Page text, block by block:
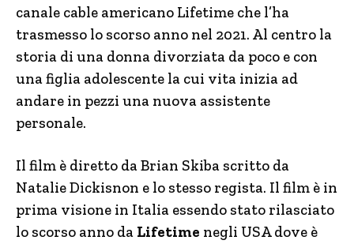
canale cable americano Lifetime che l’ha
trasmesso lo scorso anno nel 2021. Al centro la
storia di una donna divorziata da poco e con
una figlia adolescente la cui vita inizia ad
andare in pezzi una nuova assistente
personale.
Il film è diretto da Brian Skiba scritto da
Natalie Dickisnon e lo stesso regista. Il film è in
prima visione in Italia essendo stato rilasciato
lo scorso anno da Lifetime negli USA dove è